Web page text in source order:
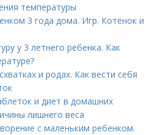
температуры
3 года дома. Игр. Котёнок и
у 3 летнего ребенка. Как
и родах. Как вести себя
и диет в домашних
лишнего веса
с маленьким ребенком.